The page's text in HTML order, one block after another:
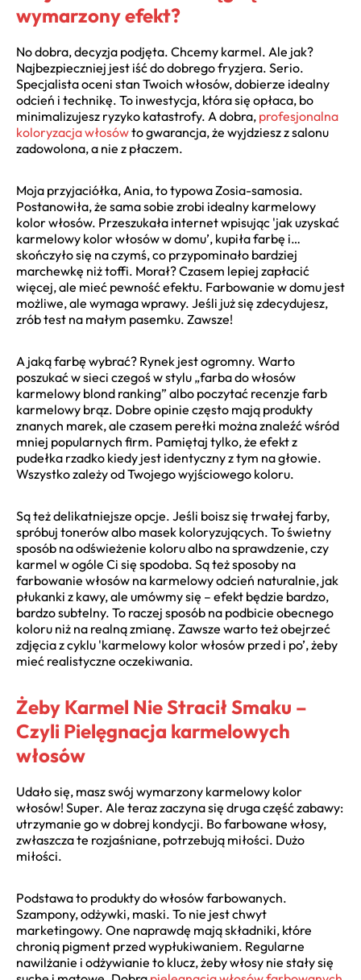
wymarzony efekt?
No dobra, decyzja podjęta. Chcemy karmel. Ale jak?
Najbezpieczniej jest iść do dobrego fryzjera. Serio.
Specjalista oceni stan Twoich włosów, dobierze idealny
odcień i technikę. To inwestycja, która się opłaca, bo
minimalizujesz ryzyko katastrofy. A dobra, profesjonalna
koloryzacja włosówto gwarancja, że wyjdziesz z salonu
zadowolona, a nie z płaczem.
Moja przyjaciółka, Ania, to typowa Zosia-samosia.
Postanowiła, że sama sobie zrobi idealny karmelowy
kolor włosów. Przeszukała internet wpisując 'jak uzyskać
karmelowy kolor włosów w domu’, kupiła farbę i…
skończyło się na czymś, co przypominało bardziej
marchewkę niż toffi. Morał? Czasem lepiej zapłacić
więcej, ale mieć pewność efektu. Farbowanie w domu jest
możliwe, ale wymaga wprawy. Jeśli już się zdecydujesz,
zrób test na małym pasemku. Zawsze!
A jaką farbę wybrać? Rynek jest ogromny. Warto
poszukać w sieci czegoś w stylu „farba do włosów
karmelowy blond ranking” albo poczytać recenzje farb
karmelowy brąz. Dobre opinie często mają produkty
znanych marek, ale czasem perełki można znaleźć wśród
mniej popularnych firm. Pamiętaj tylko, że efekt z
pudełka rzadko kiedy jest identyczny z tym na głowie.
Wszystko zależy od Twojego wyjściowego koloru.
Są też delikatniejsze opcje. Jeśli boisz się trwałej farby,
spróbuj tonerów albo masek koloryzujących. To świetny
sposób na odświeżenie koloru albo na sprawdzenie, czy
karmel w ogóle Ci się spodoba. Są też sposoby na
farbowanie włosów na karmelowy odcień naturalnie, jak
płukanki z kawy, ale umówmy się – efekt będzie bardzo,
bardzo subtelny. To raczej sposób na podbicie obecnego
koloru niż na realną zmianę. Zawsze warto też obejrzeć
zdjęcia z cyklu 'karmelowy kolor włosów przed i po’, żeby
mieć realistyczne oczekiwania.
Żeby Karmel Nie Stracił Smaku –
Czyli Pielęgnacja karmelowych
włosów
Udało się, masz swój wymarzony karmelowy kolor
włosów! Super. Ale teraz zaczyna się druga część zabawy:
utrzymanie go w dobrej kondycji. Bo farbowane włosy,
zwłaszcza te rozjaśniane, potrzebują miłości. Dużo
miłości.
Podstawa to produkty do włosów farbowanych.
Szampony, odżywki, maski. To nie jest chwyt
marketingowy. One naprawdę mają składniki, które
chronią pigment przed wypłukiwaniem. Regularne
nawilżanie i odżywianie to klucz, żeby włosy nie stały się